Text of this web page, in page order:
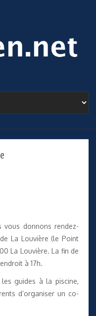
vous donnons rendez-
La Louvière (le Point
La Louvière. La fin de
à 17h.
guides à la piscine,
d’organiser un co-